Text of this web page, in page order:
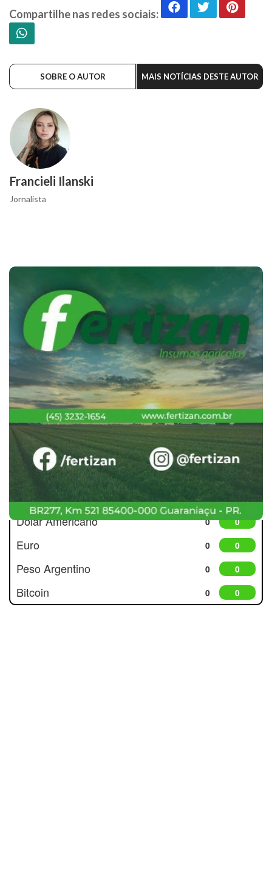
Compartilhe nas redes sociais:
SOBRE O AUTOR MAIS NOTÍCIAS DESTE AUTOR
Francieli Ilanski
Jornalista
Cotações
Dólar Americano 0 0
Euro 0 0
Peso Argentino 0 0
Bitcoin 0 0